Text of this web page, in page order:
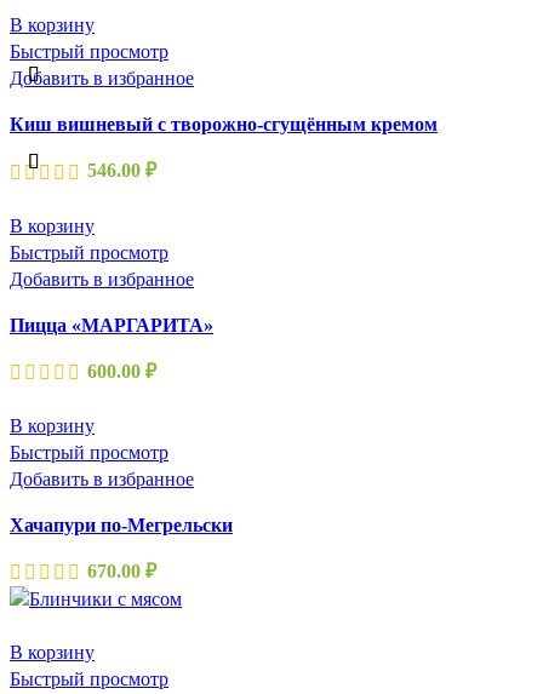
В корзину
Быстрый просмотр
Добавить в избранное
Киш вишневый с творожно-сгущённым кремом
546.00 ₽
В корзину
Быстрый просмотр
Добавить в избранное
Пицца «МАРГАРИТА»
600.00 ₽
В корзину
Быстрый просмотр
Добавить в избранное
Хачапури по-Мегрельски
670.00 ₽
В корзину
Быстрый просмотр